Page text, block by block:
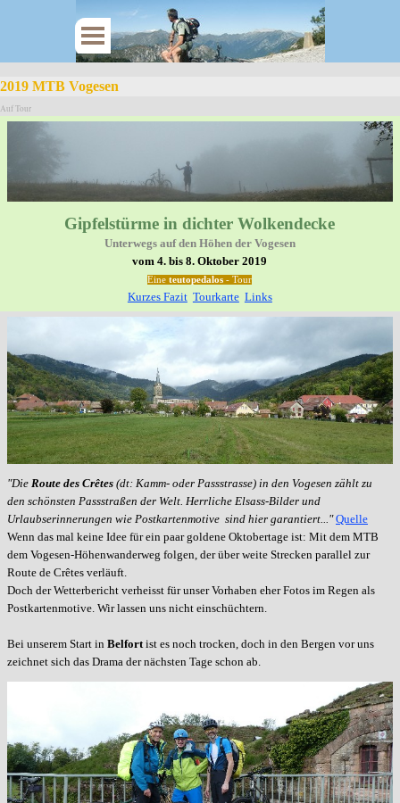
2019 MTB Vogesen
Auf Tour
Gipfelstürme in dichter Wolkendecke
Unterwegs auf den Höhen der Vogesen
vom 4. bis 8. Oktober 2019
Eine teutopedalos- Tour
Kurzes Fazit Tourkarte Links
"Die Route des Crêtes (dt: Kamm- oder Passstrasse) in den Vogesen zählt zu
den schönsten Passstraßen der Welt. Herrliche Elsass-Bilder und
Urlaubserinnerungen wie Postkartenmotive sind hier garantiert..." Quelle
Wenn das mal keine Idee für ein paar goldene Oktobertage ist: Mit dem MTB
dem Vogesen-Höhenwanderweg folgen, der über weite Strecken parallel zur
Route de Crêtes verläuft.
Doch der Wetterbericht verheisst für unser Vorhaben eher Fotos im Regen als
Postkartenmotive. Wir lassen uns nicht einschüchtern.
Bei unserem Start in Belfortist es noch trocken, doch in den Bergen vor uns
zeichnet sich das Drama der nächsten Tage schon ab.